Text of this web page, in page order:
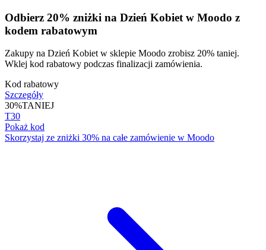
Odbierz 20% zniżki na Dzień Kobiet w Moodo z
kodem rabatowym
Zakupy na Dzień Kobiet w sklepie Moodo zrobisz 20% taniej.
Wklej kod rabatowy podczas finalizacji zamówienia.
Kod rabatowy
Szczegóły
30%TANIEJ
T30
Pokaż kod
Skorzystaj ze zniżki 30% na całe zamówienie w Moodo